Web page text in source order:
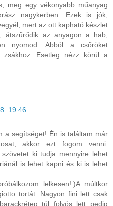
meg egy vékonyabb műanyag
nagykerben. Ezek is jók,
mert az ott kapható készlet
átszűrődik az anyagon a hab,
nyomod. Abból a csőröket
zsákhoz. Esetleg nézz körül a
19:46
a segítséget! Én is találtam már
akkor ezt fogom venni.
ki tudja mennyire lehet
is lehet kapni és ki is lehet
lelkesen!:)A múltkor
tortát. Nagyon fini lett csak
túl folyós lett pedig